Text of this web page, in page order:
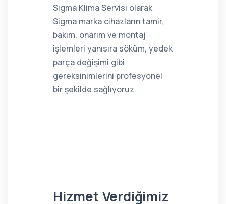
Sigma Klima Servisi olarak
Sigma marka cihazların tamir,
bakım, onarım ve montaj
işlemleri yanısıra söküm, yedek
parça değişimi gibi
gereksinimlerini profesyonel
bir şekilde sağlıyoruz.
Hizmet Verdiğimiz